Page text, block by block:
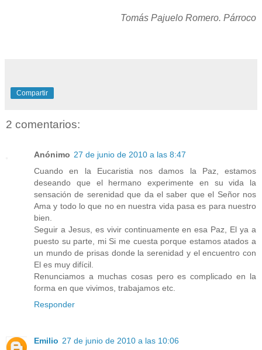
Tomás Pajuelo Romero. Párroco
Compartir
2 comentarios:
Anónimo 27 de junio de 2010 a las 8:47
Cuando en la Eucaristia nos damos la Paz, estamos
deseando que el hermano experimente en su vida la
sensación de serenidad que da el saber que el Señor nos
Ama y todo lo que no en nuestra vida pasa es para nuestro
bien.
Seguir a Jesus, es vivir continuamente en esa Paz, El ya a
puesto su parte, mi Si me cuesta porque estamos atados a
un mundo de prisas donde la serenidad y el encuentro con
El es muy difícil.
Renunciamos a muchas cosas pero es complicado en la
forma en que vivimos, trabajamos etc.
Responder
Emilio 27 de junio de 2010 a las 10:06